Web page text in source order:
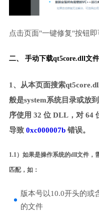
点击页面"一键修复"按钮即
二、 手动下载qt5core.dll文件
1、从本页面搜索
般是system系统目录或放
序使用 32 位 DLL，对 64
导致 0xc000007b错误。
1.1）如果是操作系统的dll文件，
匹配，如：
版本号以10.0开头的或
的文件